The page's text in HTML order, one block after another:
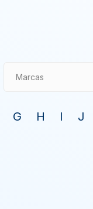
Marcas
G H I J